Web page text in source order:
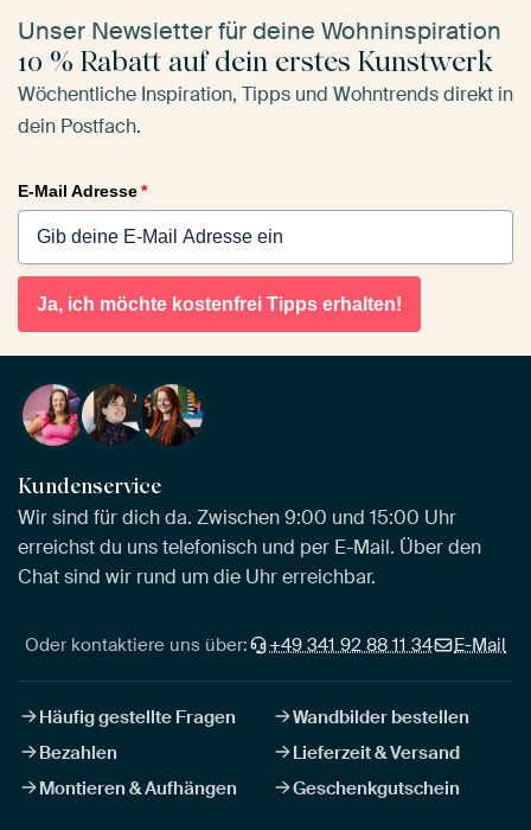
Unser Newsletter für deine Wohninspiration
10 % Rabatt auf dein erstes Kunstwerk
Wöchentliche Inspiration, Tipps und Wohntrends direkt in
dein Postfach.
E-Mail Adresse*
Ja, ich möchte kostenfrei Tipps erhalten!
Kundenservice
Wir sind für dich da. Zwischen 9:00 und 15:00 Uhr
erreichst du uns telefonisch und per E-Mail. Über den
Chat sind wir rund um die Uhr erreichbar.
Oder kontaktiere uns über: +49 341 92 88 11 34 E-Mail
Häufig gestellte Fragen
Wandbilder bestellen
Bezahlen
Lieferzeit & Versand
Montieren & Aufhängen
Geschenkgutschein